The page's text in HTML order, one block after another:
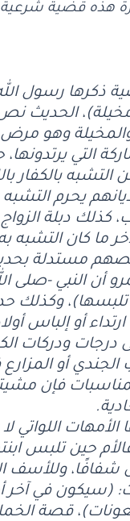
هذه قضية شرعية،
ذكرها رسول
الحديث
وهو
التي يرتدونها،
التشبه
يحرم
كذلك دبلة
ما كان التشبه
مستدلة
أن النبي -
تلبسها)،
أو إلباس
درجات ودركات
الجندي أو
فإن
الأمهات اللواتي
حين تلبس
شفافًا،
(سيكون في آخر
قصة